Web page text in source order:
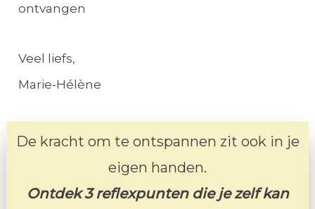
ontvangen
Veel liefs,
Marie-Hélène
De kracht om te ontspannen zit ook in je
eigen handen.
Ontdek 3 reflexpunten die je zelf kan